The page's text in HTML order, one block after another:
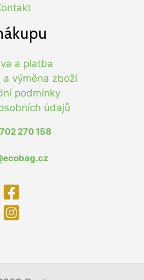
a platba
a výměna zboží
podmínky
údajů
270 158